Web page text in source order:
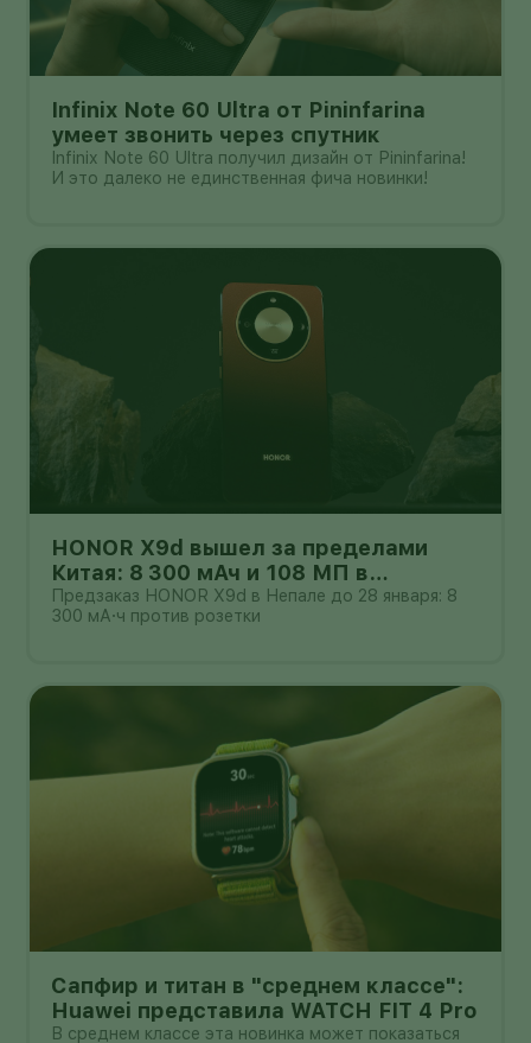
Infinix Note 60 Ultra от Pininfarina
умеет звонить через спутник
Infinix Note 60 Ultra получил дизайн от Pininfarina!
И это далеко не единственная фича новинки!
HONOR X9d вышел за пределами
Китая: 8 300 мАч и 108 МП в
бюджетном классе
Предзаказ HONOR X9d в Непале до 28 января: 8
300 мА·ч против розетки
Сапфир и титан в "среднем классе":
Huawei представила WATCH FIT 4 Pro
В среднем классе эта новинка может показаться